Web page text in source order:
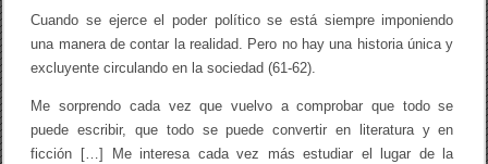
Cuando se ejerce el poder político se está siempre imponiendo
una manera de contar la realidad. Pero no hay una historia única y
excluyente circulando en la sociedad (61-62).
Me sorprendo cada vez que vuelvo a comprobar que todo se
puede escribir, que todo se puede convertir en literatura y en
ficción […] Me interesa cada vez más estudiar el lugar de la